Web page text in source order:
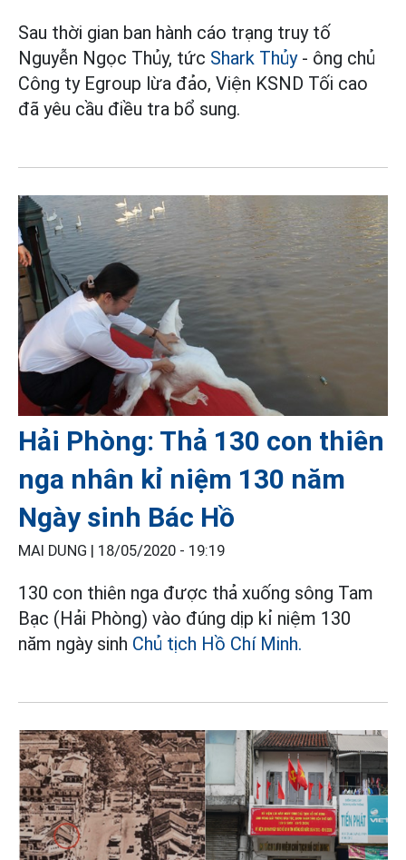
Sau thời gian ban hành cáo trạng truy tố
Nguyễn Ngọc Thủy, tức Shark Thủy- ông chủ
Công ty Egroup lừa đảo, Viện KSND Tối cao
đã yêu cầu điều tra bổ sung.
Hải Phòng: Thả 130 con thiên
nga nhân kỉ niệm 130 năm
Ngày sinh Bác Hồ
MAI DUNG | 18/05/2020 - 19:19
130 con thiên nga được thả xuống sông Tam
Bạc (Hải Phòng) vào đúng dịp kỉ niệm 130
năm ngày sinh Chủ tịch Hồ Chí Minh.